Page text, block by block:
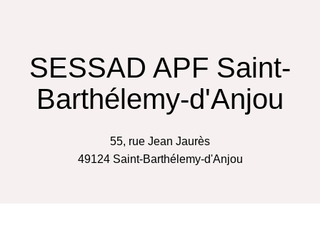
SESSAD APF Saint-
Barthélemy-d'Anjou
55, rue Jean Jaurès
49124 Saint-Barthélemy-d'Anjou